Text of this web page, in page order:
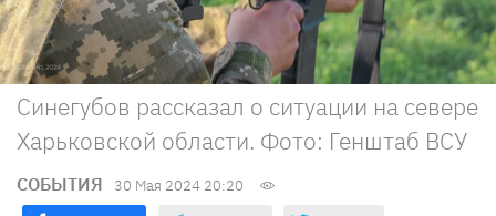
Синегубов рассказал о ситуации на севере
Харьковской области. Фото: Генштаб ВСУ
СОБЫТИЯ 30 Мая 2024 20:20